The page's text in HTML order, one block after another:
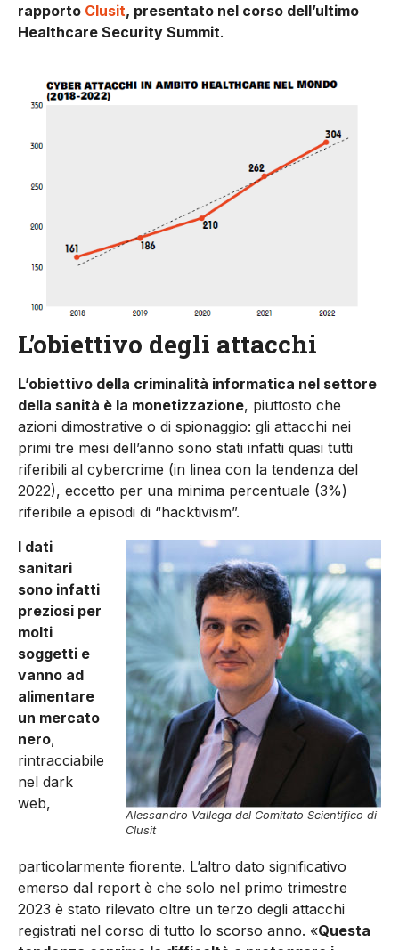
rapporto Clusit, presentato nel corso dell’ultimo
Healthcare Security Summit.
L’obiettivo degli attacchi
L’obiettivo della criminalità informatica nel settore
della sanità è la monetizzazione, piuttosto che
azioni dimostrative o di spionaggio: gli attacchi nei
primi tre mesi dell’anno sono stati infatti quasi tutti
riferibili al cybercrime (in linea con la tendenza del
2022), eccetto per una minima percentuale (3%)
riferibile a episodi di “hacktivism”.
Alessandro Vallega del Comitato Scientifico di
Clusit
I dati
sanitari
sono infatti
preziosi per
molti
soggetti e
vanno ad
alimentare
un mercato
nero,
rintracciabile
nel dark
web,
particolarmente fiorente. L’altro dato significativo
emerso dal report è che solo nel primo trimestre
2023 è stato rilevato oltre un terzo degli attacchi
registrati nel corso di tutto lo scorso anno. «Questa